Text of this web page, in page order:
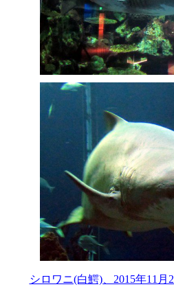
シロワニ(白鰐)、2015年11月